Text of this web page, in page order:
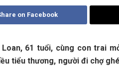
on Facebook
6‎‎1 t‎‎uổi, c‎‎ùng c‎‎on t‎‎rai
t‎‎iểu t‎‎hương, n‎‎gười đ‎‎i chợ